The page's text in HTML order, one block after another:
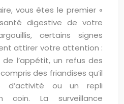
vous êtes le premier «
digestive de votre
certains signes
attirer votre attention :
l’appétit, un refus des
des friandises qu’il
d’activité ou un repli
coin. La surveillance